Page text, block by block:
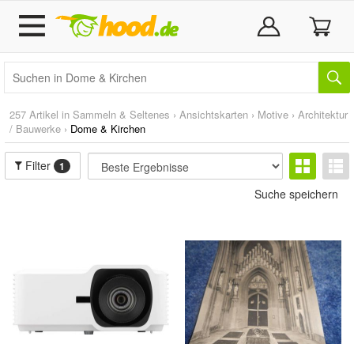
257 Artikel in Sammeln & Seltenes › Ansichtskarten › Motive › Architektur
/ Bauwerke › Dome & Kirchen
Filter 1
Suche speichern